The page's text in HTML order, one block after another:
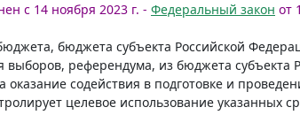
с 14 ноября 2023 г. - Федеральный закон от
бюджета субъекта Российской
референдума, из бюджета субъекта
содействия в подготовке и
целевое использование указанных